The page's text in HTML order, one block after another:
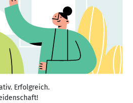
Erfolgreich.